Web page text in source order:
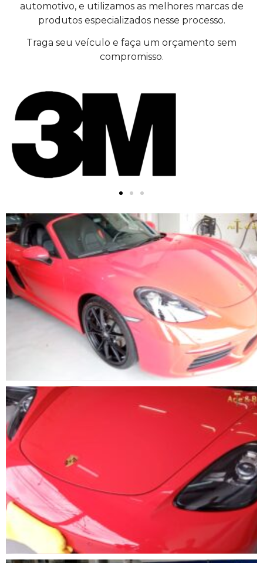
automotivo, e utilizamos as melhores marcas de
produtos especializados nesse processo.
Traga seu veículo e faça um orçamento sem
compromisso.